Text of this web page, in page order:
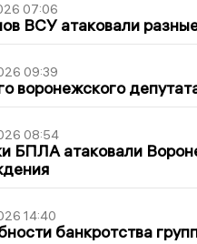
07:06
ВСУ атаковали
09:39
воронежского
08:54
БПЛА атаковали
14:40
банкротства